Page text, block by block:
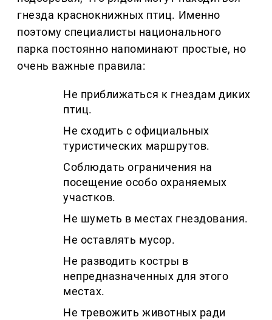
гнезда краснокнижных птиц. Именно
поэтому специалисты национального
парка постоянно напоминают простые, но
очень важные правила:
Не приближаться к гнездам диких
птиц.
Не сходить с официальных
туристических маршрутов.
Соблюдать ограничения на
посещение особо охраняемых
участков.
Не шуметь в местах гнездования.
Не оставлять мусор.
Не разводить костры в
непредназначенных для этого
местах.
Не тревожить животных ради